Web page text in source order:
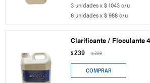
3 unidades x $ 1043 c/u
6 unidades x $ 988 c/u
Clarificante / Floculante
$239 $299